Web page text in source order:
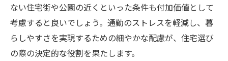
ない住宅街や公園の近くといった条件も付加価値として
考慮すると良いでしょう。通勤のストレスを軽減し、暮
らしやすさを実現するための細やかな配慮が、住宅選び
の際の決定的な役割を果たします。